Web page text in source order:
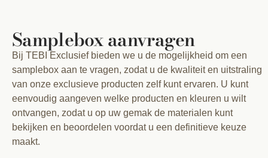
Samplebox aanvragen
Bij TEBI Exclusief bieden we u de mogelijkheid om een
samplebox aan te vragen, zodat u de kwaliteit en uitstraling
van onze exclusieve producten zelf kunt ervaren. U kunt
eenvoudig aangeven welke producten en kleuren u wilt
ontvangen, zodat u op uw gemak de materialen kunt
bekijken en beoordelen voordat u een definitieve keuze
maakt.